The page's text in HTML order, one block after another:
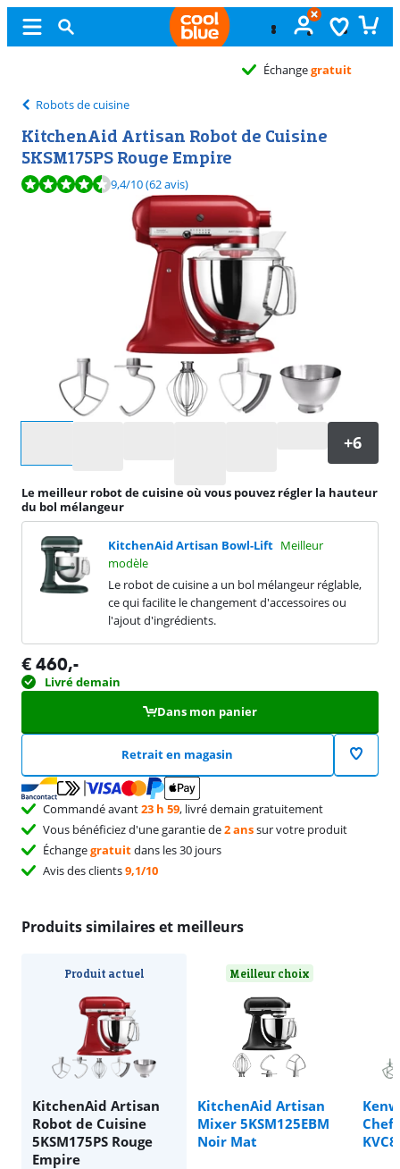
gratuit
Robots de cuisine
KitchenAid Artisan Robot de Cuisine
5KSM175PS Rouge Empire
La note est de 9,4 sur 10, basée sur 62 avis.
9,4/10(62 avis)
Le meilleur robot de cuisine où vous pouvez régler la hauteur
du bol mélangeur
KitchenAid Artisan Bowl-Lift Meilleur
modèle
Le robot de cuisine a un bol mélangeur réglable,
ce qui facilite le changement d'accessoires ou
l'ajout d'ingrédients.
€ 460,-
Livré demain
Dans mon panier
Retrait en magasin
Commandé avant23 h 59, livré demain gratuitement
Vous bénéficiez d'une garantie de2 anssur votre produit
Échangegratuitdans les 30 jours
Avis des clients9,1/10
Produits similaires et meilleurs
Produit actuel
KitchenAid Artisan
Robot de Cuisine
5KSM175PS Rouge
Empire
Meilleur choix
KitchenAid Artisan
Mixer 5KSM125EBM
Noir Mat
Chef